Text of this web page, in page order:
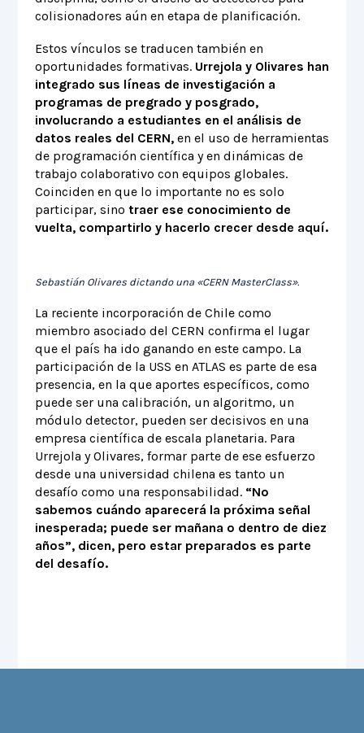
colisionadores aún en etapa de planificación.
Estos vínculos se traducen también en
oportunidades formativas. Urrejola y Olivares han
integrado sus líneas de investigación a
programas de pregrado y posgrado,
involucrando a estudiantes en el análisis de
datos reales del CERN,en el uso de herramientas
de programación científica y en dinámicas de
trabajo colaborativo con equipos globales.
Coinciden en que lo importante no es solo
participar, sino traer ese conocimiento de
vuelta, compartirlo y hacerlo crecer desde aquí.
Sebastián Olivares dictando una «CERN MasterClass».
La reciente incorporación de Chile como
miembro asociado del CERN confirma el lugar
que el país ha ido ganando en este campo. La
participación de la USS en ATLAS es parte de esa
presencia, en la que aportes específicos, como
puede ser una calibración, un algoritmo, un
módulo detector, pueden ser decisivos en una
empresa científica de escala planetaria. Para
Urrejola y Olivares, formar parte de ese esfuerzo
desde una universidad chilena es tanto un
desafío como una responsabilidad. “No
sabemos cuándo aparecerá la próxima señal
inesperada; puede ser mañana o dentro de diez
años”, dicen, pero estar preparados es parte
del desafío.